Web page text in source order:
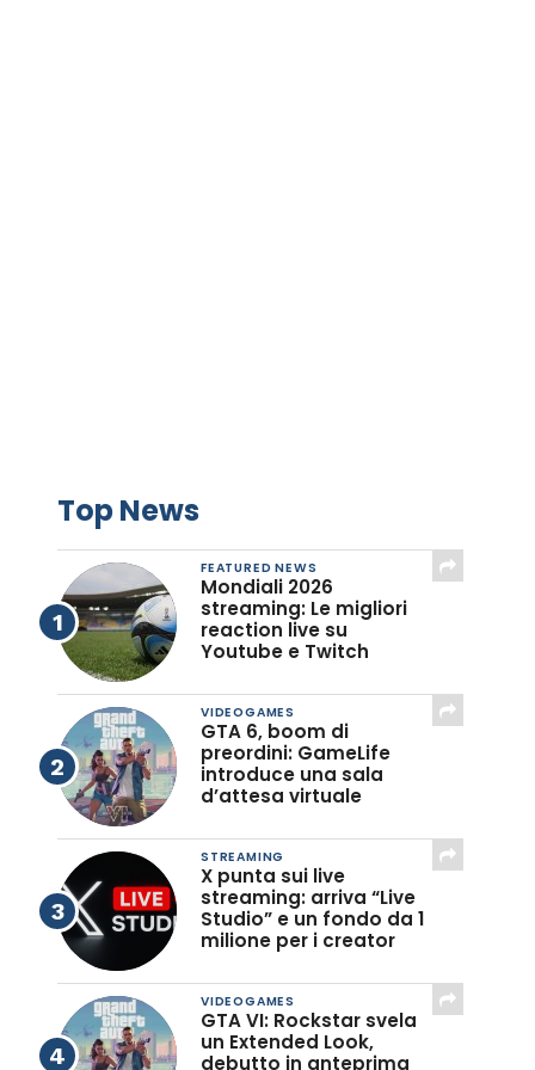
Top News
FEATURED NEWS
Mondiali 2026
streaming: Le migliori
reaction live su
Youtube e Twitch
VIDEOGAMES
GTA 6, boom di
preordini: GameLife
introduce una sala
d’attesa virtuale
STREAMING
X punta sui live
streaming: arriva “Live
Studio” e un fondo da 1
milione per i creator
VIDEOGAMES
GTA VI: Rockstar svela
un Extended Look,
debutto in anteprima